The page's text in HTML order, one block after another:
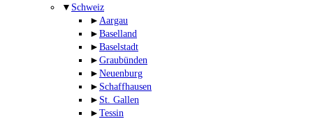
▼ Schweiz
► Aargau
► Baselland
► Baselstadt
► Graubünden
► Neuenburg
► Schaffhausen
► St. Gallen
► Tessin